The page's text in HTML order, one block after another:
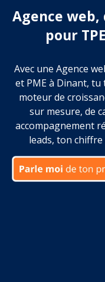
Agence
pour
Avec une Agence
et PME à Dinant,
moteur de
sur mesure, de
accompagnement
leads, ton chiffre